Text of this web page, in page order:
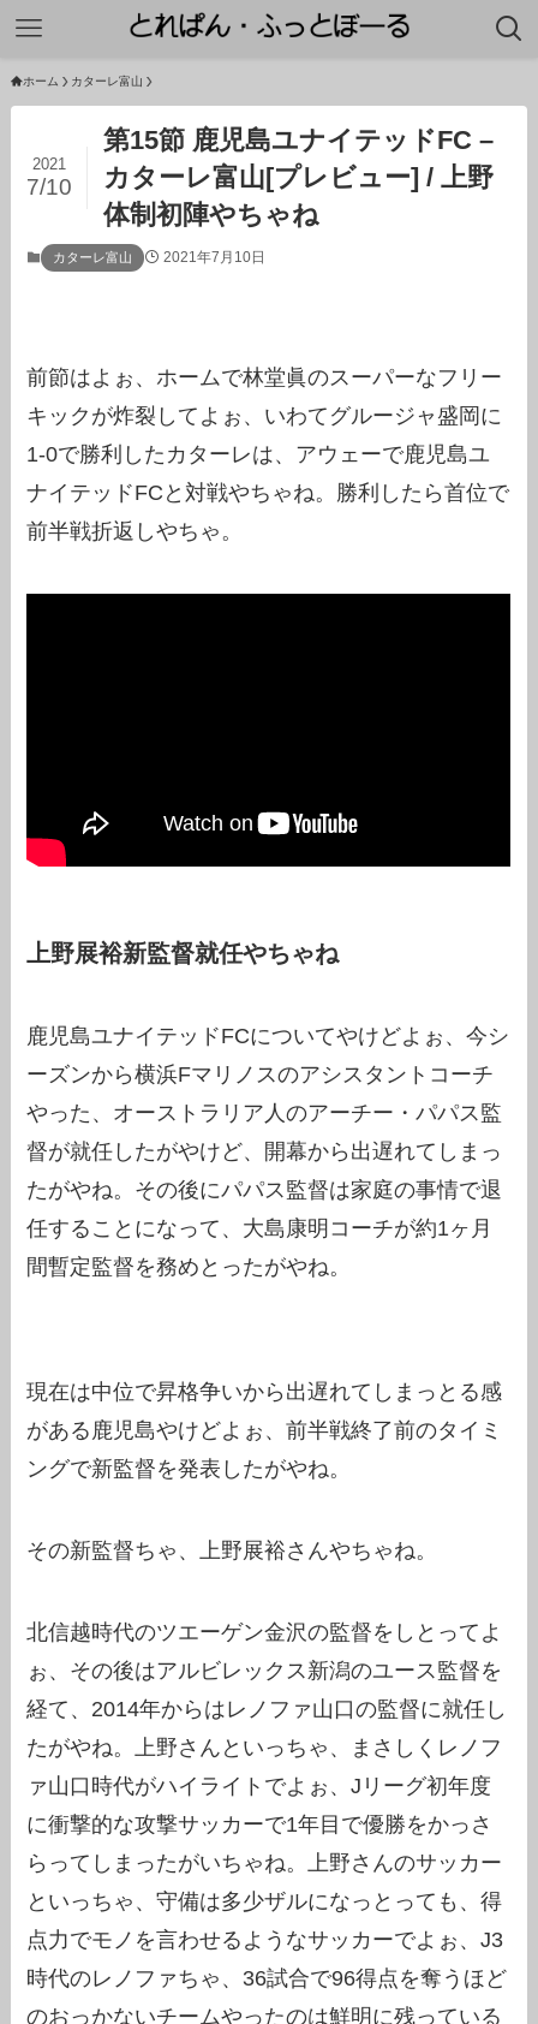
ホーム カターレ富山
第15節 鹿児島ユナイテッドFC –
カターレ富山[プレビュー] / 上野
体制初陣やちゃね
2021
7/10
カターレ富山 2021年7月10日
前節はよぉ、ホームで林堂眞のスーパーなフリー
キックが炸裂してよぉ、いわてグルージャ盛岡に
1-0で勝利したカターレは、アウェーで鹿児島ユ
ナイテッドFCと対戦やちゃね。勝利したら首位で
前半戦折返しやちゃ。
上野展裕新監督就任やちゃね
鹿児島ユナイテッドFCについてやけどよぉ、今シ
ーズンから横浜Fマリノスのアシスタントコーチ
やった、オーストラリア人のアーチー・パパス監
督が就任したがやけど、開幕から出遅れてしまっ
たがやね。その後にパパス監督は家庭の事情で退
任することになって、大島康明コーチが約1ヶ月
間暫定監督を務めとったがやね。
現在は中位で昇格争いから出遅れてしまっとる感
がある鹿児島やけどよぉ、前半戦終了前のタイミ
ングで新監督を発表したがやね。
その新監督ちゃ、上野展裕さんやちゃね。
北信越時代のツエーゲン金沢の監督をしとってよ
ぉ、その後はアルビレックス新潟のユース監督を
経て、2014年からはレノファ山口の監督に就任し
たがやね。上野さんといっちゃ、まさしくレノフ
ァ山口時代がハイライトでよぉ、Jリーグ初年度
に衝撃的な攻撃サッカーで1年目で優勝をかっさ
らってしまったがいちゃね。上野さんのサッカー
といっちゃ、守備は多少ザルになっとっても、得
点力でモノを言わせるようなサッカーでよぉ、J3
時代のレノファちゃ、36試合で96得点を奪うほど
のおっかないチームやったのは鮮明に残っている